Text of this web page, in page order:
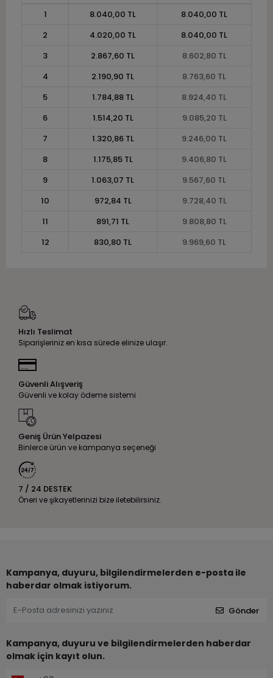
1
8.040,00 TL
8.040,00 TL
2
4.020,00 TL
8.040,00 TL
3
2.867,60 TL
8.602,80 TL
4
2.190,90 TL
8.763,60 TL
5
1.784,88 TL
8.924,40 TL
6
1.514,20 TL
9.085,20 TL
7
1.320,86 TL
9.246,00 TL
8
1.175,85 TL
9.406,80 TL
9
1.063,07 TL
9.567,60 TL
10
972,84 TL
9.728,40 TL
11
891,71 TL
9.808,80 TL
12
830,80 TL 9.969,60 TL
Hızlı Teslimat
Siparişleriniz en kısa sürede elinize ulaşır.
Güvenli Alışveriş
Güvenli ve kolay ödeme sistemi
Geniş Ürün Yelpazesi
Binlerce ürün ve kampanya seçeneği
7 / 24 DESTEK
Öneri ve şikayetlerinizi bize iletebilirsiniz.
Kampanya, duyuru, bilgilendirmelerden e-posta ile
haberdar olmak istiyorum.
Gönder
Kampanya, duyuru ve bilgilendirmelerden haberdar
olmak için kayıt olun.